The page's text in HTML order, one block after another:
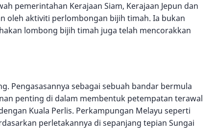
pemerintahan Kerajaan Siam, Kerajaan Jepun dan
oleh aktiviti perlombongan bijih timah. Ia bukan
lombong bijih timah juga telah mencorakkan
Pengasasannya sebagai sebuah bandar bermula
penting di dalam membentuk petempatan terawal
Kuala Perlis. Perkampungan Melayu seperti
perletakannya di sepanjang tepian Sungai